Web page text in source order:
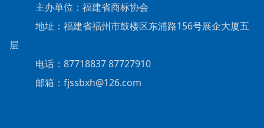
主办单位：福建省商标协会
地址：福建省福州市鼓楼区东浦路156号展企大厦五
层
电话：87718837 87727910
邮箱：fjssbxh@126.com